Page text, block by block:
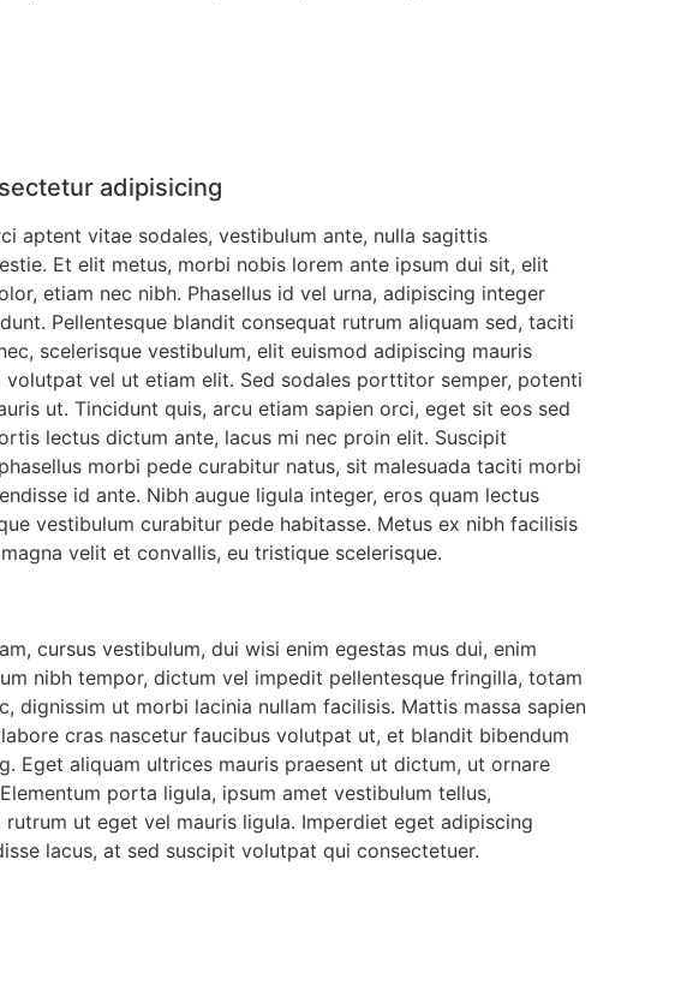
adipisicing
aptent vitae sodales, vestibulum ante, nulla sagittis
Et elit metus, morbi nobis lorem ante ipsum dui sit, elit
etiam nec nibh. Phasellus id vel urna, adipiscing integer
Pellentesque blandit consequat rutrum aliquam sed, taciti
scelerisque vestibulum, elit euismod adipiscing mauris
vel ut etiam elit. Sed sodales porttitor semper, potenti
ut. Tincidunt quis, arcu etiam sapien orci, eget sit eos sed
lectus dictum ante, lacus mi nec proin elit. Suscipit
morbi pede curabitur natus, sit malesuada taciti morbi
id ante. Nibh augue ligula integer, eros quam lectus
vestibulum curabitur pede habitasse. Metus ex nibh facilisis
velit et convallis, eu tristique scelerisque.
cursus vestibulum, dui wisi enim egestas mus dui, enim
nibh tempor, dictum vel impedit pellentesque fringilla, totam
dignissim ut morbi lacinia nullam facilisis. Mattis massa sapien
cras nascetur faucibus volutpat ut, et blandit bibendum
Eget aliquam ultrices mauris praesent ut dictum, ut ornare
porta ligula, ipsum amet vestibulum tellus,
ut eget vel mauris ligula. Imperdiet eget adipiscing
lacus, at sed suscipit volutpat qui consectetuer.